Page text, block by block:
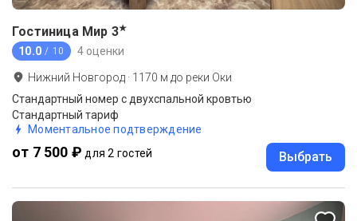
Гостиница Мир 3★
10.0 / 10 4 оценки
Нижний Новгород · 1170 м до реки Оки
Стандартный номер с двухспальной кровтью
Стандартный тариф
Моментальное подтверждение
от 7 500 ₽ для 2 гостей Выбрать